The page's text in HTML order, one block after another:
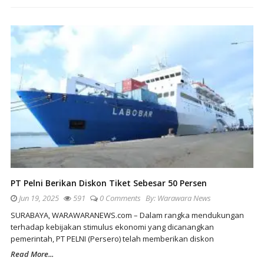
PT Pelni Berikan Diskon Tiket Sebesar 50 Persen
Jun 19, 2025 591 0 Comments By: Warawara News
SURABAYA, WARAWARANEWS.com – Dalam rangka mendukungan
terhadap kebijakan stimulus ekonomi yang dicanangkan
pemerintah, PT PELNI (Persero) telah memberikan diskon
Read More...